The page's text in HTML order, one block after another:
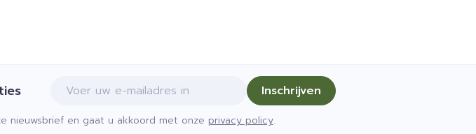
E-mail adres Inschrijven
nieuwsbrief en gaat u akkoord met onze privacy policy.